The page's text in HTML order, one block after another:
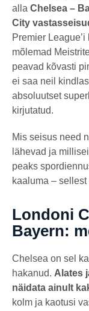
g
o
alla Chelsea –
City
Premier
mõlemad
peavad kõvasti
ei saa neil
absoluutset
kirjutatud.
Mis seisus need
lähevad ja
peaks
kaaluma –
Londoni
Bayern:
Chelsea on sel
hakanud. Alates
näidata ainult
kolm ja kaotusi